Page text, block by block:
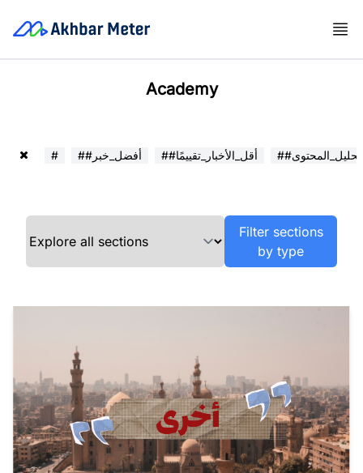
Academy
# ##أفضل_خبر ##أقل_الأخبار_تقييمًا ##تحليل_المحتوى
Filter sections
by type